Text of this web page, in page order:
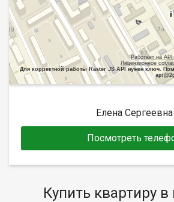
Работает на
Лицензионное
Для корректной работы Raster JS API нужен ключ.
Елена Сергеевна
Посмотреть
Купить квартиру в